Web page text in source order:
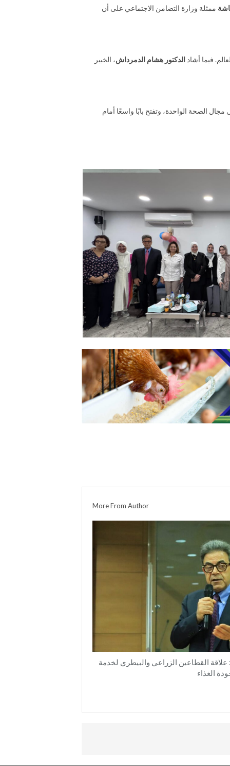
ممثلة وزارة التضامن الاجتماعي على أن
فيما أشاد الدكتور هشام الدمرداش، الخبير
الصحة الواحدة، وتفتح بابًا واسعًا أمام
More From Author
علاقة القطاعين الزراعي والبيطري لخدمة
الغذاء